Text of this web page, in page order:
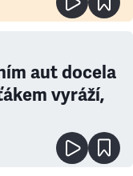
aut docela
vyráží,